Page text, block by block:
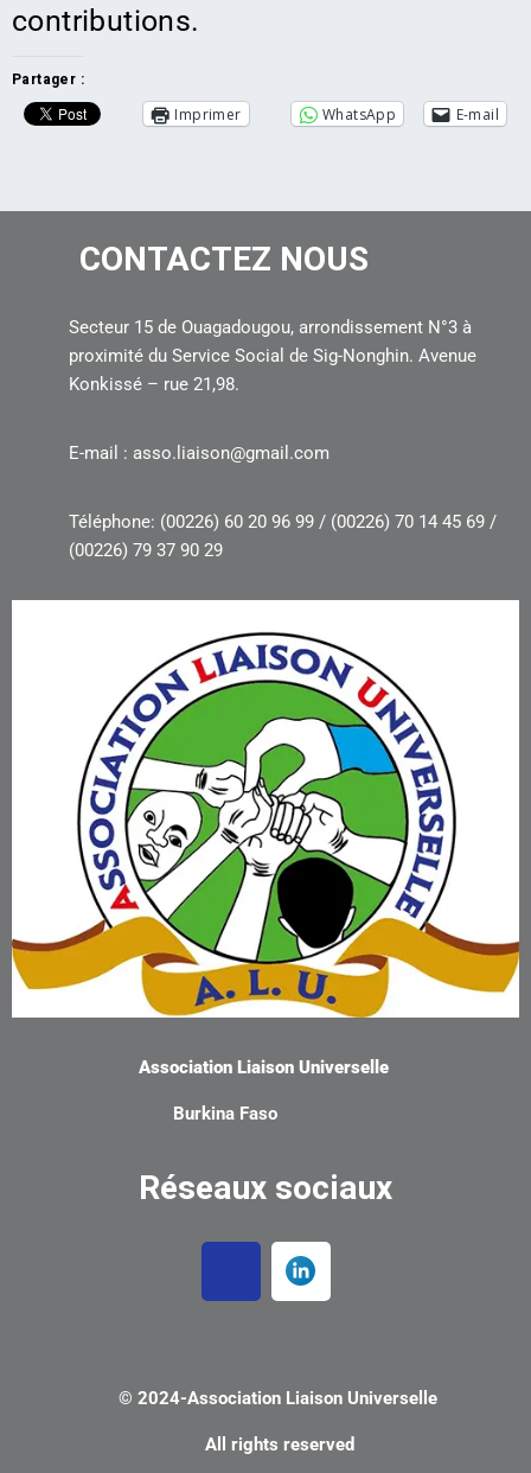
contributions.
Partager :
Imprimer WhatsApp E-mail
CONTACTEZ NOUS
Secteur 15 de Ouagadougou, arrondissement N°3 à
proximité du Service Social de Sig-Nonghin. Avenue
Konkissé – rue 21,98.
E-mail : asso.liaison@gmail.com
Téléphone: (00226) 60 20 96 99 / (00226) 70 14 45 69 /
(00226) 79 37 90 29
Association Liaison Universelle
Burkina Faso
Réseaux sociaux
© 2024-Association Liaison Universelle
All rights reserved